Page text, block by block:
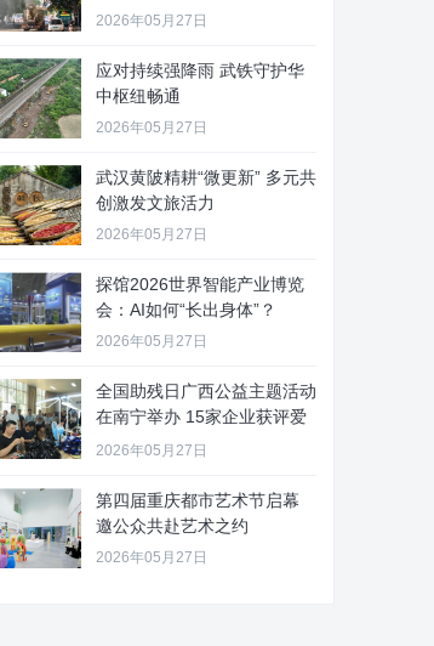
2026年05月27日
应对持续强降雨 武铁守护华
中枢纽畅通
2026年05月27日
武汉黄陂精耕“微更新” 多元共
创激发文旅活力
2026年05月27日
探馆2026世界智能产业博览
会：AI如何“长出身体”？
2026年05月27日
全国助残日广西公益主题活动
在南宁举办 15家企业获评爱
心
2026年05月27日
第四届重庆都市艺术节启幕
邀公众共赴艺术之约
2026年05月27日